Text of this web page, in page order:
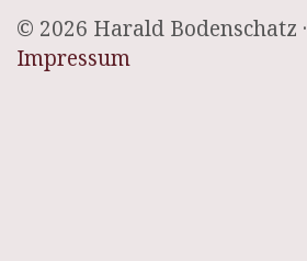
© 2026 Harald Bodenschatz ·
Impressum